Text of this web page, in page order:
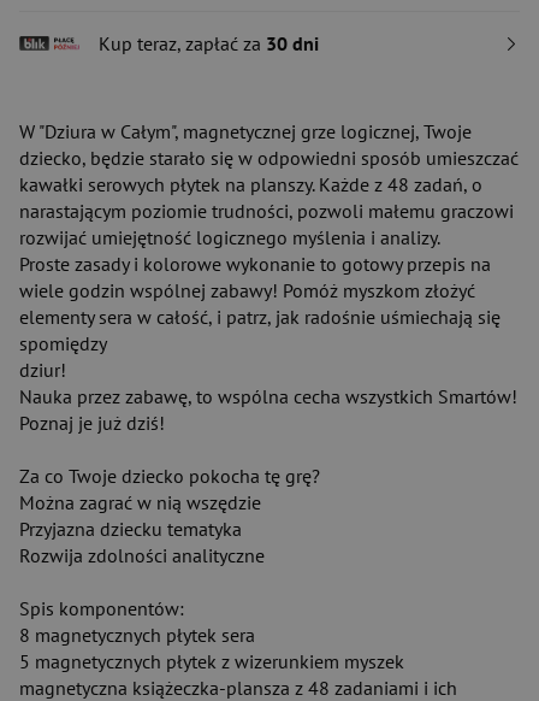
Kup teraz, zapłać za 30 dni
W "Dziura w Całym", magnetycznej grze logicznej, Twoje
dziecko, będzie starało się w odpowiedni sposób umieszczać
kawałki serowych płytek na planszy. Każde z 48 zadań, o
narastającym poziomie trudności, pozwoli małemu graczowi
rozwijać umiejętność logicznego myślenia i analizy.
Proste zasady i kolorowe wykonanie to gotowy przepis na
wiele godzin wspólnej zabawy! Pomóż myszkom złożyć
elementy sera w całość, i patrz, jak radośnie uśmiechają się
spomiędzy
dziur!
Nauka przez zabawę, to wspólna cecha wszystkich Smartów!
Poznaj je już dziś!
Za co Twoje dziecko pokocha tę grę?
Można zagrać w nią wszędzie
Przyjazna dziecku tematyka
Rozwija zdolności analityczne
Spis komponentów:
8 magnetycznych płytek sera
5 magnetycznych płytek z wizerunkiem myszek
magnetyczna książeczka-plansza z 48 zadaniami i ich